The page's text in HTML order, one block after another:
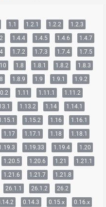
1.1 1.2.1 1.2.2
1.2.3
1.4.4 1.4.5 1.4.6
1.4.7
1.7.2 1.7.3 1.7.4
1.7.5
1.8 1.8.1 1.8.2
1.8.3
1.8.9 1.9 1.9.1
1.9.2
1.11 1.11.1
1.11.2
1.13.2 1.14
1.14.1
1.15.2 1.16
1.16.1
1.17 1.17.1 1.18
1.18.1
1.19.33 1.19.4
1.20
1.20.5 1.20.6 1.21
1.21.1
1.21.6 1.21.7
1.21.8
26.1.1 26.1.2 26.2
0.14.3 0.15.x
0.16.x